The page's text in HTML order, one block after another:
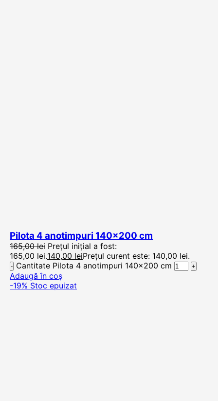
Pilota 4 anotimpuri 140×200 cm
165,00lei Prețul inițial a fost:
165,00 lei.140,00 leiPrețul curent este: 140,00 lei.
Cantitate Pilota 4 anotimpuri 140x200 cm
Adaugă în coș
-19% Stoc epuizat